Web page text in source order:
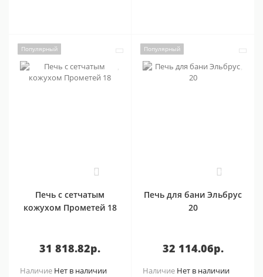
Популярный
Печь с сетчатым
кожухом Прометей 18
31 818.82р.
Наличие Нет в наличии
Популярный
Печь для бани Эльбрус
20
32 114.06р.
Наличие Нет в наличии